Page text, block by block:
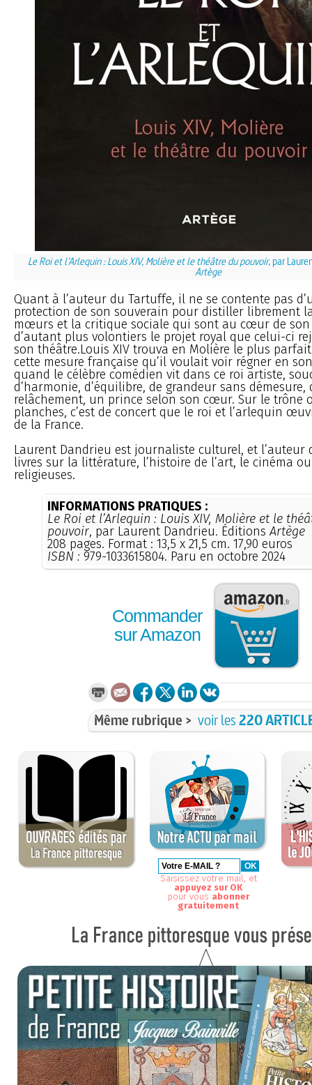
Le Roi et l’Arlequin : Louis XIV, Molière et le théâtre du pouvoir, par
Artège
Quant à l’auteur du Tartuffe, il ne se contente pas
protection de son souverain pour distiller librement
mœurs et la critique sociale qui sont au cœur de
d’autant plus volontiers le projet royal que celui-ci
son théâtre.Louis XIV trouva en Molière le plus
cette mesure française qu’il voulait voir régner en
quand le célèbre comédien vit dans ce roi artiste,
d’harmonie, d’équilibre, de grandeur sans
relâchement, un prince selon son cœur. Sur le trône
planches, c’est de concert que le roi et l’arlequin
de la France.
Laurent Dandrieu est journaliste culturel, et l’auteur
livres sur la littérature, l’histoire de l’art, le cinéma
religieuses.
INFORMATIONS PRATIQUES :
Le Roi et l’Arlequin : Louis XIV, Molière et le
pouvoir, par Laurent Dandrieu. ÉditionsArtège
208 pages. Format : 13,5 x 21,5 cm. 17,90 euros
ISBN : 979-1033615804. Paru en octobre 2024
Commander
sur Amazon
Même rubrique > voir les220
Saisissez votre mail, et
appuyez sur OK
pour vous abonner
gratuitement